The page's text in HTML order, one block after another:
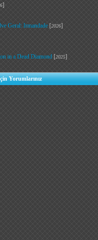
]
Geral: Irmandade [2026]
in a Dead Diamond [2025]
Yorumlarınız